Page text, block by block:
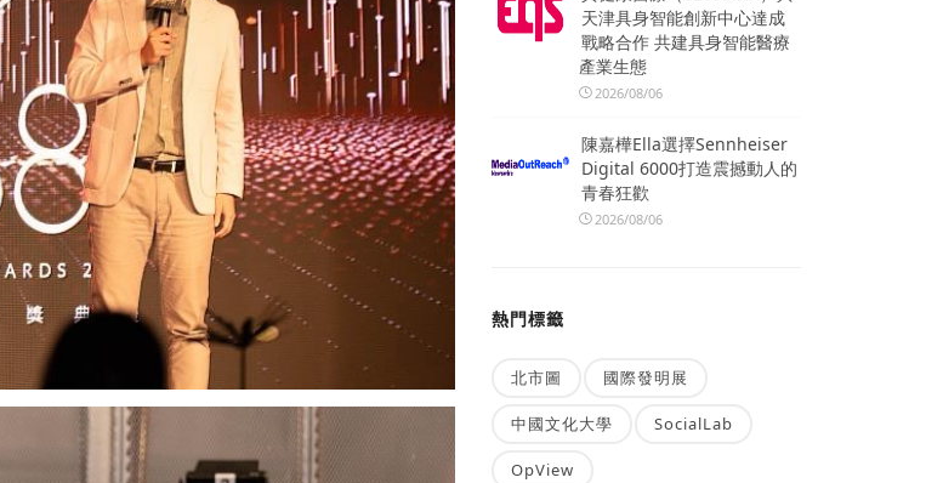
天津具身智能創新中心達成
戰略合作 共建具身智能醫療
產業生態
2026/08/06
陳嘉樺Ella選擇Sennheiser
Digital 6000打造震撼動人的
青春狂歡
2026/08/06
熱門標籤
北市圖 國際發明展
中國文化大學 SocialLab
OpView